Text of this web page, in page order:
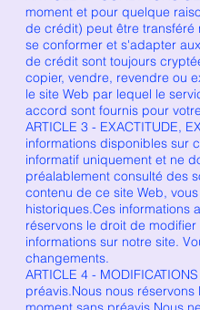
moment et pour quelque
de crédit) peut être transféré
se conformer et s'adapter
de crédit sont toujours
copier, vendre, revendre ou
le site Web par lequel le
accord sont fournis pour
ARTICLE 3 - EXACTITUDE,
informations disponibles sur
informatif uniquement et ne
préalablement consulté des
contenu de ce site Web,
historiques.Ces informations
réservons le droit de
informations sur notre site.
changements.
ARTICLE 4 -
préavis.Nous nous